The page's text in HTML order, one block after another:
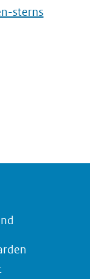
sterns(opent
website)